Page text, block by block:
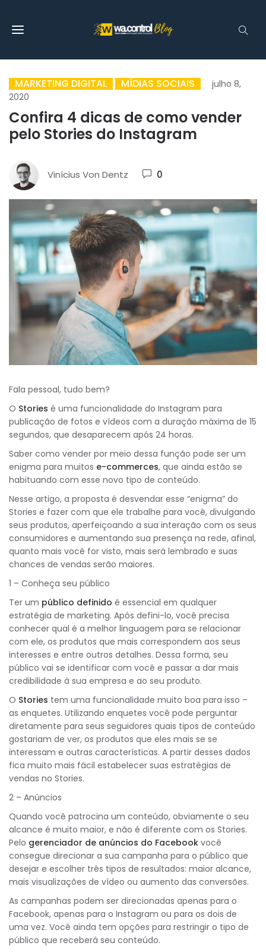
MARKETING DIGITAL MÍDIAS SOCIAIS
julho 8,
2020
Confira 4 dicas de como vender
pelo Stories do Instagram
Vinícius Von Dentz 0
Fala pessoal, tudo bem?
O Stories é uma funcionalidade do Instagram para
publicação de fotos e vídeos com a duração máxima de 15
segundos, que desaparecem após 24 horas.
Saber como vender por meio dessa função pode ser um
enigma para muitos e-commerces, que ainda estão se
habituando com esse novo tipo de conteúdo.
Nesse artigo, a proposta é desvendar esse “enigma” do
Stories e fazer com que ele trabalhe para você, divulgando
seus produtos, aperfeiçoando a sua interação com os seus
consumidores e aumentando sua presença na rede, afinal,
quanto mais você for visto, mais será lembrado e suas
chances de vendas serão maiores.
1 – Conheça seu público
Ter um público definido é essencial em qualquer
estratégia de marketing. Após defini-lo, você precisa
conhecer qual é a melhor linguagem para se relacionar
com ele, os produtos que mais correspondem aos seus
interesses e entre outros detalhes. Dessa forma, seu
público vai se identificar com você e passar a dar mais
credibilidade à sua empresa e ao seu produto.
O Stories tem uma funcionalidade muito boa para isso –
as enquetes. Utilizando enquetes você pode perguntar
diretamente para seus seguidores quais tipos de conteúdo
gostariam de ver, os produtos que eles mais se se
interessam e outras características. A partir desses dados
fica muito mais fácil estabelecer suas estratégias de
vendas no Stories.
2 – Anúncios
Quando você patrocina um conteúdo, obviamente o seu
alcance é muito maior, e não é diferente com os Stories.
Pelo gerenciador de anúncios do Facebook você
consegue direcionar a sua campanha para o público que
desejar e escolher três tipos de resultados: maior alcance,
mais visualizações de vídeo ou aumento das conversões.
As campanhas podem ser direcionadas apenas para o
Facebook, apenas para o Instagram ou para os dois de
uma vez. Você ainda tem opções para restringir o tipo de
público que receberá seu conteúdo.